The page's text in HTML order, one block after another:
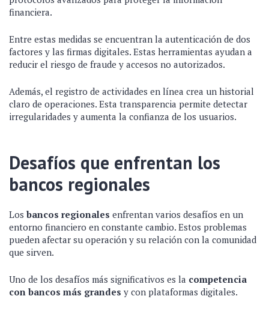
financiera.
Entre estas medidas se encuentran la autenticación de dos
factores y las firmas digitales. Estas herramientas ayudan a
reducir el riesgo de fraude y accesos no autorizados.
Además, el registro de actividades en línea crea un historial
claro de operaciones. Esta transparencia permite detectar
irregularidades y aumenta la confianza de los usuarios.
Desafíos que enfrentan los
bancos regionales
Los bancos regionales enfrentan varios desafíos en un
entorno financiero en constante cambio. Estos problemas
pueden afectar su operación y su relación con la comunidad
que sirven.
Uno de los desafíos más significativos es la competencia
con bancos más grandes y con plataformas digitales.